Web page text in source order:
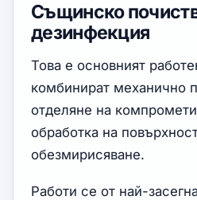
Същинско
дезинфекция
Това е основният
комбинират механично
отделяне на
обработка на
обезмирисяване.
Работи се от най-